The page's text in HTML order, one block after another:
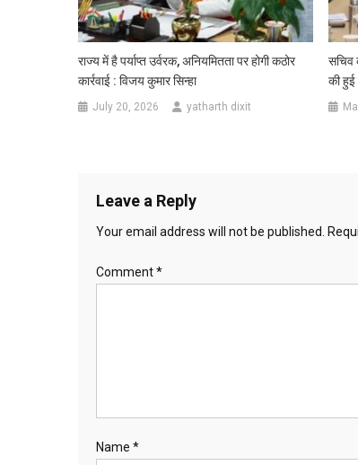
राज्य में है पर्याप्त उर्वरक, अनियमितता पर होगी कठोर
कार्रवाई : विजय कुमार सिन्हा
July 20, 2026 yatharth dixit
सचिव
की हुई
Leave a Reply
Your email address will not be published.
Comment*
Name *